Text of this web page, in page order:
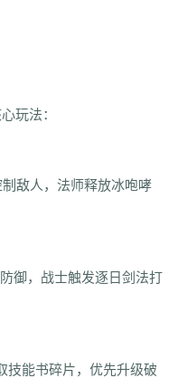
玩法：
敌人，法师释放冰咆哮
御，战士触发逐日剑法打
技能书碎片，优先升级破